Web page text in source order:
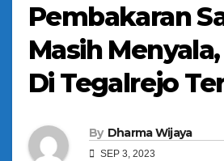
Pembakaran
Masih
Di Tegalrejo
By Dharma Wijaya
SEP 3, 2023